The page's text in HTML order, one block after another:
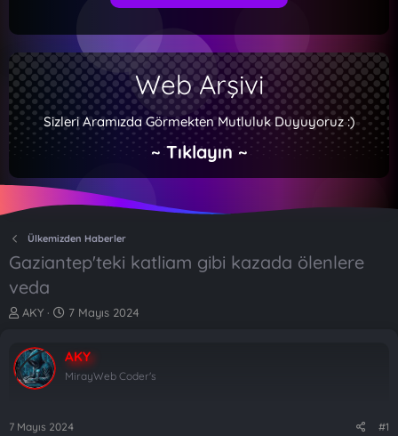
Web Arşivi
Sizleri Aramızda Görmekten Mutluluk Duyuyoruz :)
~ Tıklayın ~
Ülkemizden Haberler
Gaziantep'teki katliam gibi kazada ölenlere
veda
K
b
u
y
b
AKY
B
l
a
ı
7 Mayıs 2024
AKY
MirayWeb Coder's
7 Mayıs 2024 #1